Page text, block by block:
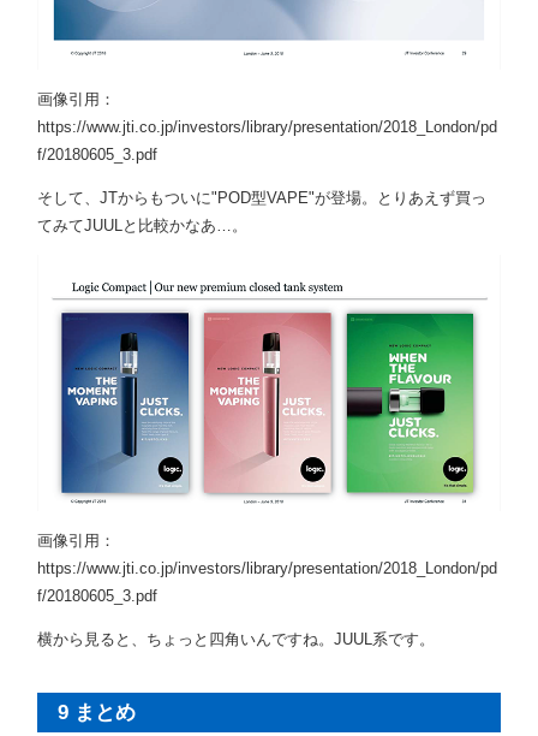
画像引用：
https://www.jti.co.jp/investors/library/presentation/2018_London/pd
f/20180605_3.pdf
そして、JTからもついに"POD型VAPE"が登場。とりあえず買っ
てみてJUULと比較かなあ…。
画像引用：
https://www.jti.co.jp/investors/library/presentation/2018_London/pd
f/20180605_3.pdf
横から見ると、ちょっと四角いんですね。JUUL系です。
9 まとめ